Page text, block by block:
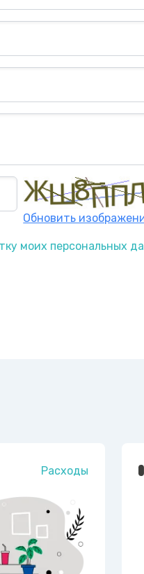
Обновить
моих персональных
Расходы